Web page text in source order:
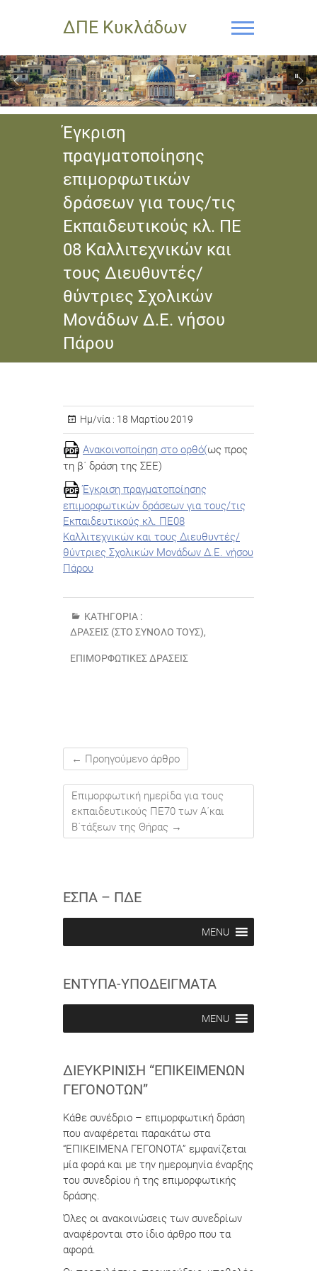
ΔΠΕ Κυκλάδων
Έγκριση
πραγματοποίησης
επιμορφωτικών
δράσεων για τους/τις
Εκπαιδευτικούς κλ. ΠΕ
08 Καλλιτεχνικών και
τους Διευθυντές/
θύντριες Σχολικών
Μονάδων Δ.Ε. νήσου
Πάρου
Ημ/νία : 18 Μαρτίου 2019
Ανακοινοποίηση στο ορθό(ως προς
τη β΄ δράση της ΣΕΕ)
Έγκριση πραγματοποίησης
επιμορφωτικών δράσεων για τους/τις
Εκπαιδευτικούς κλ. ΠΕ08
Καλλιτεχνικών και τους Διευθυντές/
θύντριες Σχολικών Μονάδων Δ.Ε. νήσου
Πάρου
ΚΑΤΗΓΟΡΊΑ :
ΔΡΆΣΕΙΣ (ΣΤΟ ΣΎΝΟΛΌ ΤΟΥΣ),
ΕΠΙΜΟΡΦΩΤΙΚΈΣ ΔΡΆΣΕΙΣ
← Προηγούμενο άρθρο
Επιμορφωτική ημερίδα για τους
εκπαιδευτικούς ΠΕ70 των Α΄και
Β΄τάξεων της Θήρας →
ΕΣΠΑ – ΠΔΕ
MENU
ΕΝΤΥΠΑ-ΥΠΟΔΕΙΓΜΑΤΑ
MENU
ΔΙΕΥΚΡΊΝΙΣΗ “ΕΠΙΚΕΊΜΕΝΩΝ
ΓΕΓΟΝΌΤΩΝ”
Κάθε συνέδριο – επιμορφωτική δράση
που αναφέρεται παρακάτω στα
“ΕΠΙΚΕΙΜΕΝΑ ΓΕΓΟΝΟΤΑ” εμφανίζεται
μία φορά και με την ημερομηνία έναρξης
του συνεδρίου ή της επιμορφωτικής
δράσης.
Όλες οι ανακοινώσεις των συνεδρίων
αναφέρονται στο ίδιο άρθρο που τα
αφορά.